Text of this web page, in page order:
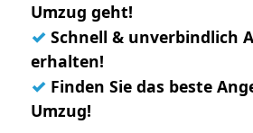
Umzug geht!
✓ Schnell & unverbindlich
erhalten!
✓ Finden Sie das beste
Umzug!